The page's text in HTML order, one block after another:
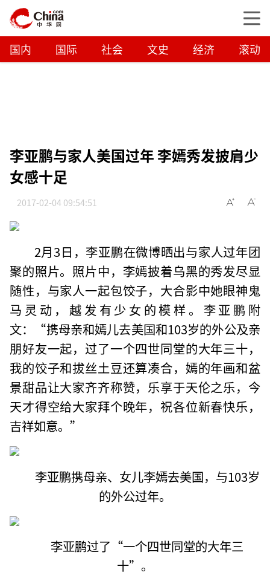
国内 国际 社会 文史 经济 滚动
李亚鹏与家人美国过年 李嫣秀发披肩少
女感十足
2017-02-04 09:54:51
2月3日，李亚鹏在微博晒出与家人过年团
聚的照片。照片中，李嫣披着乌黑的秀发尽显
随性，与家人一起包饺子，大合影中她眼神鬼
马灵动，越发有少女的模样。李亚鹏附
文：“携母亲和嫣儿去美国和103岁的外公及亲
朋好友一起，过了一个四世同堂的大年三十，
我的饺子和拔丝土豆还算凑合，嫣的年画和盆
景甜品让大家齐齐称赞，乐享于天伦之乐，今
天才得空给大家拜个晚年，祝各位新春快乐，
吉祥如意。”
李亚鹏携母亲、女儿李嫣去美国，与103岁
的外公过年。
李亚鹏过了“一个四世同堂的大年三
十”。